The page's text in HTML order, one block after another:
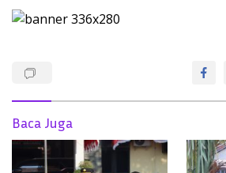
Baca Juga